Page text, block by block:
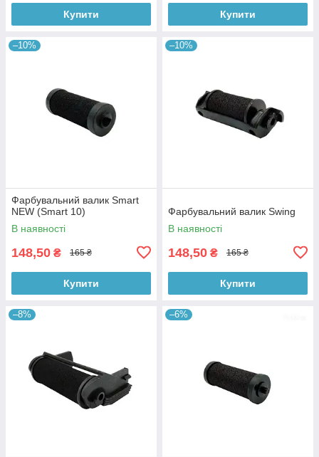
Купити Купити
–10%
Фарбувальний валик Smart
NEW (Smart 10)
В наявності
148,50 ₴ 165 ₴
Купити
–10%
Фарбувальний валик Swing
В наявності
148,50 ₴ 165 ₴
Купити
–8% –6%